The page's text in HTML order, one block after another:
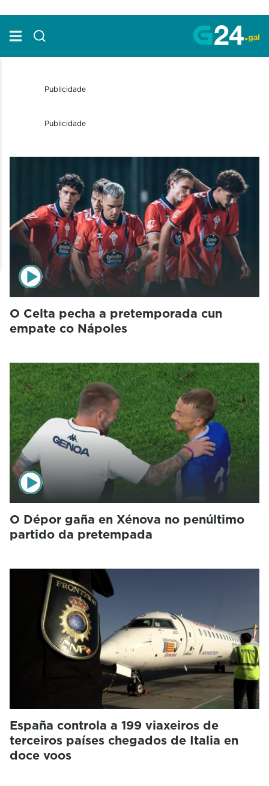
O Celta pecha a pretemporada cun
empate co Nápoles
O Dépor gaña en Xénova no penúltimo
partido da pretempada
España controla a 199 viaxeiros de
terceiros países chegados de Italia en
doce voos
Publicidade
Publicidade